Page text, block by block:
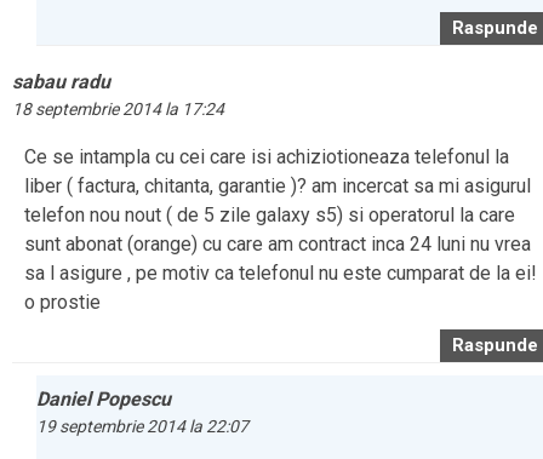
Raspunde
sabau radu
18 septembrie 2014 la 17:24
Ce se intampla cu cei care isi achiziotioneaza telefonul la
liber ( factura, chitanta, garantie )? am incercat sa mi asigurul
telefon nou nout ( de 5 zile galaxy s5) si operatorul la care
sunt abonat (orange) cu care am contract inca 24 luni nu vrea
sa l asigure , pe motiv ca telefonul nu este cumparat de la ei!
o prostie
Raspunde
Daniel Popescu
19 septembrie 2014 la 22:07